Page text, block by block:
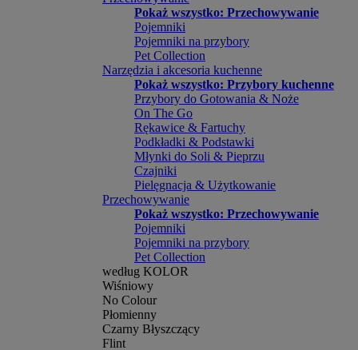
Pokaż wszystko: Przechowywanie
Pojemniki
Pojemniki na przybory
Pet Collection
Narzędzia i akcesoria kuchenne
Pokaż wszystko: Przybory kuchenne
Przybory do Gotowania & Noże
On The Go
Rękawice & Fartuchy
Podkładki & Podstawki
Młynki do Soli & Pieprzu
Czajniki
Pielęgnacja & Użytkowanie
Przechowywanie
Pokaż wszystko: Przechowywanie
Pojemniki
Pojemniki na przybory
Pet Collection
według KOLOR
Wiśniowy
No Colour
Płomienny
Czarny Błyszczący
Flint